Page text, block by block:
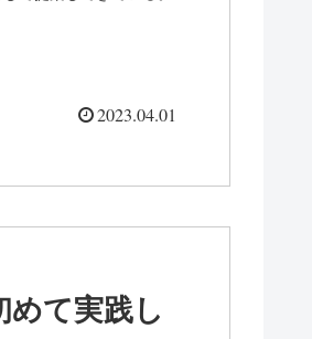
2023.04.01
めて実践し